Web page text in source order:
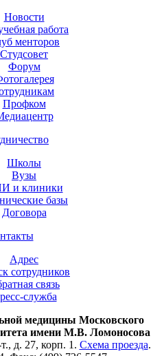
Новости
работа
менторов
Студсовет
Форум
Профком
Школы
Вузы
и клиники
базы
Договора
Адрес
сотрудников
связь
служба
медицины Московского
имени М.В. Ломоносова
д. 27, корп. 1. Схема проезда.